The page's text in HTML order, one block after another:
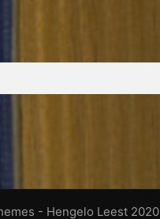
- Hengelo Leest 2020